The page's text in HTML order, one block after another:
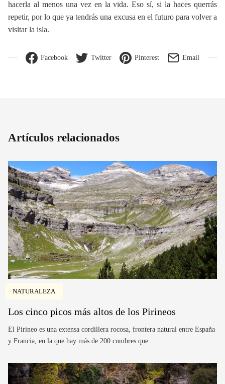
hacerla al menos una vez en la vida. Eso sí, si la haces querrás
repetir, por lo que ya tendrás una excusa en el futuro para volver a
visitar la isla.
Facebook Twitter Pinterest Email
Artículos relacionados
NATURALEZA
Los cinco picos más altos de los Pirineos
El Pirineo es una extensa cordillera rocosa, frontera natural entre España
y Francia, en la que hay más de 200 cumbres que…